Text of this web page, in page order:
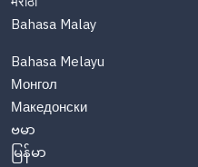
Bahasa Malay
Bahasa Melayu
Монгол
Македонски
ဗမာ
မြန်မာ